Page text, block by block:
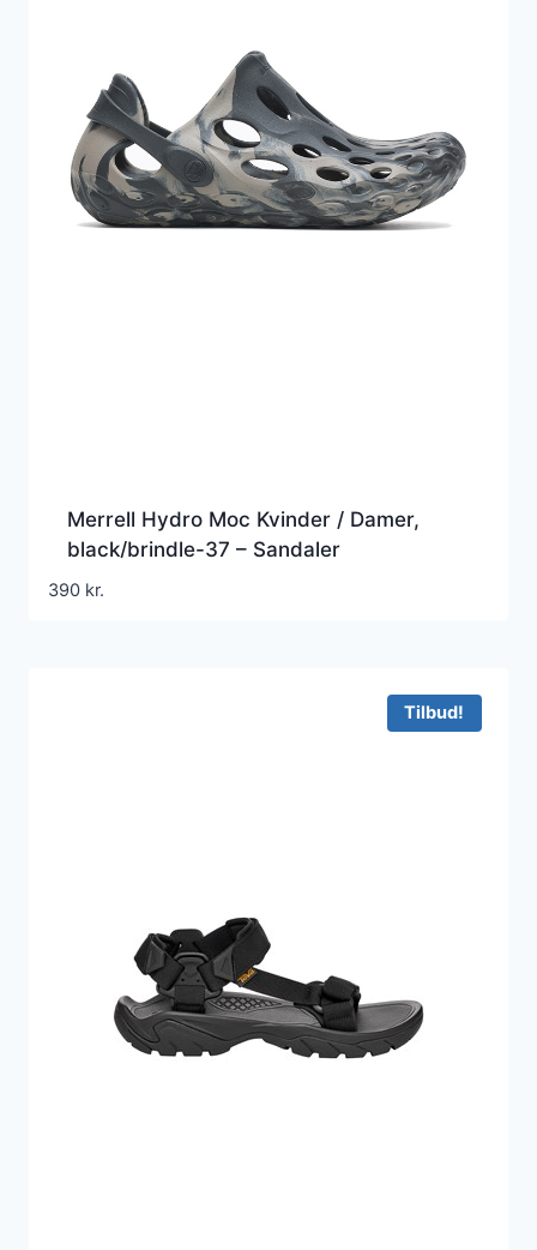
Merrell Hydro Moc Kvinder / Damer,
black/brindle-37 – Sandaler
390 kr.
Tilbud!